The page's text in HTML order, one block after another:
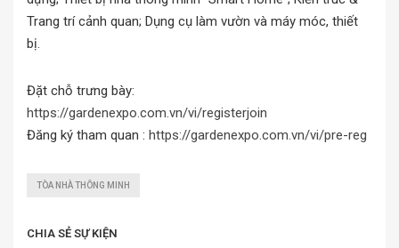
Trang trí cảnh quan; Dụng cụ làm vườn và máy móc, thiết
bị.
Đặt chỗ trưng bày:
https://gardenexpo.com.vn/vi/registerjoin
Đăng ký tham quan : https://gardenexpo.com.vn/vi/pre-reg
TÒA NHÀ THÔNG MINH
CHIA SẺ SỰ KIỆN